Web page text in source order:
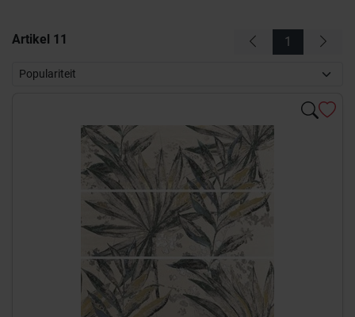
Artikel 11 1